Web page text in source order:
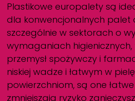
Plastikowe europalety są
dla konwencjonalnych palet
szczególnie w sektorach o
wymaganiach higienicznych,
przemysł spożywczy i
niskiej wadze i łatwym w
powierzchniom, są one
zmniejszają ryzyko